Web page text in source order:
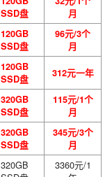
SSD盘
月
120GB
SSD盘
96元/3个
月
120GB
SSD盘
312元一年
320GB
SSD盘
115元/1个
月
320GB
SSD盘
345元/3个
月
320GB
3360元/1